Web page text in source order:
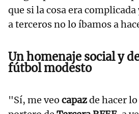
que si la cosa era
a terceros no lo íbamos a
Un homenaje social y
fútbol modesto
"Sí, me veo capazde hacer